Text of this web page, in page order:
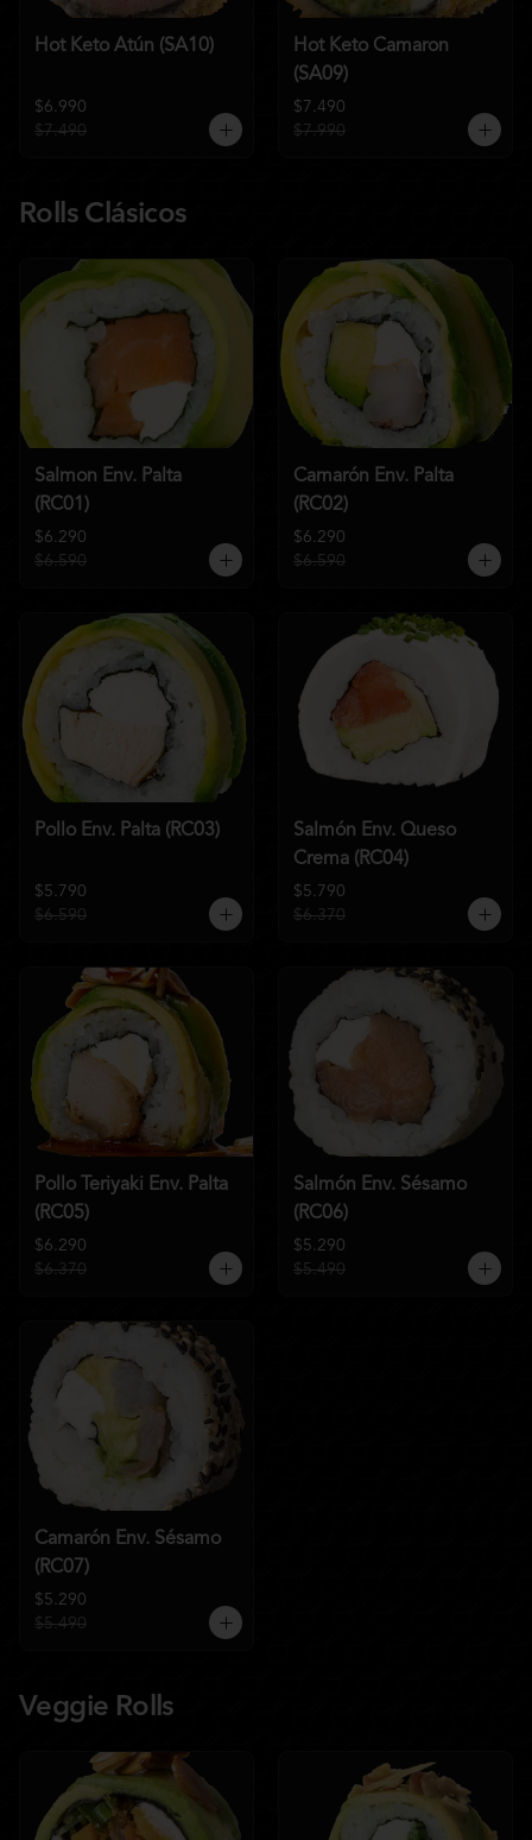
Hot Keto Atún (SA10)
$6.990
$7.490
Hot Keto Camaron
(SA09)
$7.490
$7.990
Rolls Clásicos
Salmon Env. Palta
(RC01)
$6.290
$6.590
Camarón Env. Palta
(RC02)
$6.290
$6.590
Pollo Env. Palta (RC03)
$5.790
$6.590
Salmón Env. Queso
Crema (RC04)
$5.790
$6.370
Pollo Teriyaki Env. Palta
(RC05)
$6.290
$6.370
Salmón Env. Sésamo
(RC06)
$5.290
$5.490
Camarón Env. Sésamo
(RC07)
$5.290
$5.490
Veggie Rolls